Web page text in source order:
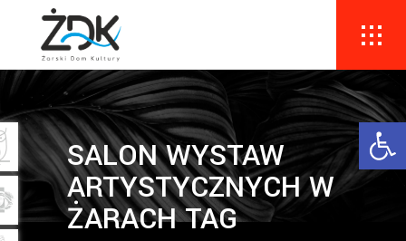
SALON WYSTAW
ARTYSTYCZNYCH W
ŻARACH TAG